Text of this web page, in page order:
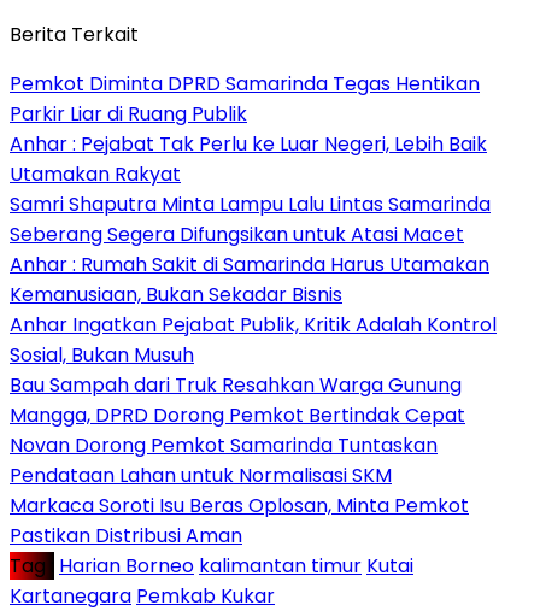
Berita Terkait
Pemkot Diminta DPRD Samarinda Tegas Hentikan
Parkir Liar di Ruang Publik
Anhar : Pejabat Tak Perlu ke Luar Negeri, Lebih Baik
Utamakan Rakyat
Samri Shaputra Minta Lampu Lalu Lintas Samarinda
Seberang Segera Difungsikan untuk Atasi Macet
Anhar : Rumah Sakit di Samarinda Harus Utamakan
Kemanusiaan, Bukan Sekadar Bisnis
Anhar Ingatkan Pejabat Publik, Kritik Adalah Kontrol
Sosial, Bukan Musuh
Bau Sampah dari Truk Resahkan Warga Gunung
Mangga, DPRD Dorong Pemkot Bertindak Cepat
Novan Dorong Pemkot Samarinda Tuntaskan
Pendataan Lahan untuk Normalisasi SKM
Markaca Soroti Isu Beras Oplosan, Minta Pemkot
Pastikan Distribusi Aman
Tag : Harian Borneo kalimantan timur Kutai
Kartanegara Pemkab Kukar